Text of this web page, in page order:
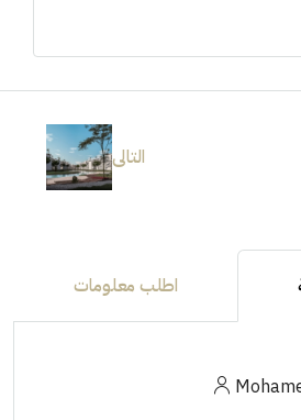
التالى
اطلب معلومات